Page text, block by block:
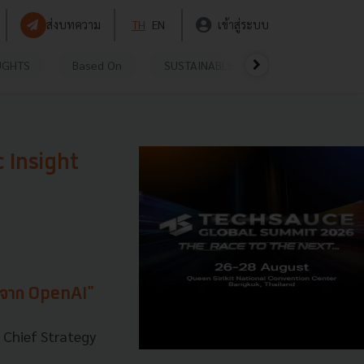
ส่งบทความ TH EN เข้าสู่ระบบ
Based On SUSTAINABLE
Insight
าก OpenAI"
Strategy